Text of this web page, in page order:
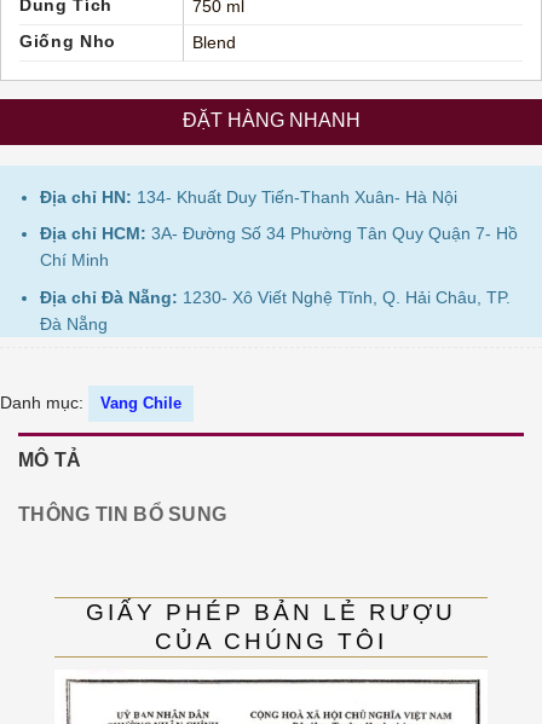
Dung Tích
750 ml
Giống Nho
Blend
ĐẶT HÀNG NHANH
Địa chỉ HN: 134- Khuất Duy Tiến-Thanh Xuân- Hà Nội
Địa chỉ HCM: 3A- Đường Số 34 Phường Tân Quy Quận 7- Hồ
Chí Minh
Địa chỉ Đà Nẵng: 1230- Xô Viết Nghệ Tĩnh, Q. Hải Châu, TP.
Đà Nẵng
Danh mục: Vang Chile
MÔ TẢ
THÔNG TIN BỔ SUNG
GIẤY PHÉP BẢN LẺ RƯỢU
CỦA CHÚNG TÔI